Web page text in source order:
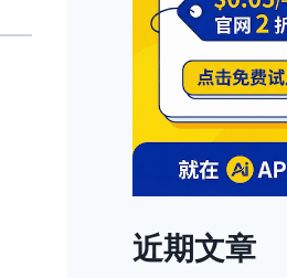
近期文章